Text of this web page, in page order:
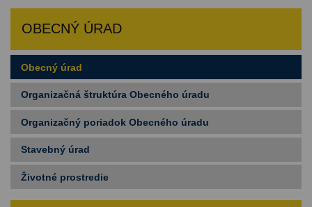
OBECNÝ ÚRAD
Obecný úrad
Organizačná štruktúra Obecného úradu
Organizačný poriadok Obecného úradu
Stavebný úrad
Životné prostredie